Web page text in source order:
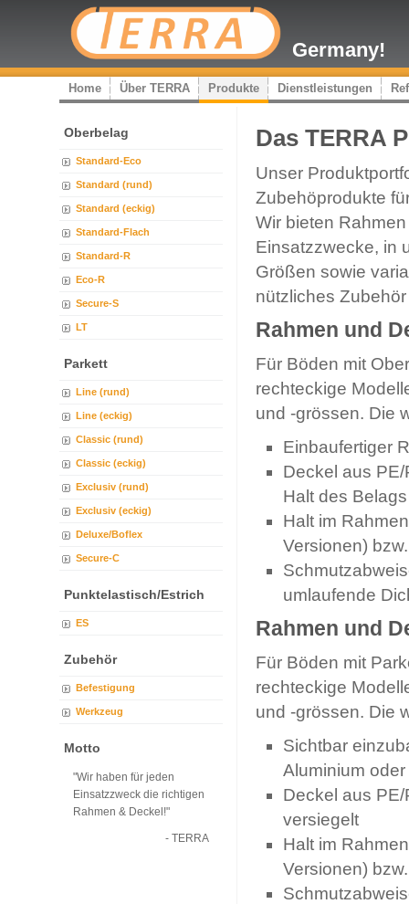
Germany!
Home Über TERRA Produkte Dienstleistungen
Oberbelag
Standard-Eco
Standard (rund)
Standard (eckig)
Standard-Flach
Standard-R
Eco-R
Secure-S
LT
Parkett
Line (rund)
Line (eckig)
Classic (rund)
Classic (eckig)
Exclusiv (rund)
Exclusiv (eckig)
Deluxe/Boflex
Secure-C
Punktelastisch/Estrich
ES
Zubehör
Befestigung
Werkzeug
Motto
"Wir haben für jeden
Einsatzzweck die richtigen
Rahmen & Deckel!"
- TERRA
Das TERRA
Unser
Zubehöprodukte
Wir bieten
Einsatzzwecke, in
Größen sowie
nützliches
Rahmen und
Für Böden mit
rechteckige
und -grössen. Die
Einbaufertiger
Deckel aus
Halt des Belags
Halt im
Versionen)
umlaufende
Rahmen und
Für Böden mit
rechteckige
und -grössen. Die
Sichtbar
Aluminium
Deckel aus
versiegelt
Halt im
Versionen)